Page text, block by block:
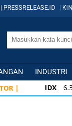
| PRESSRELEASE.ID |
INDUSTRI
| IDX